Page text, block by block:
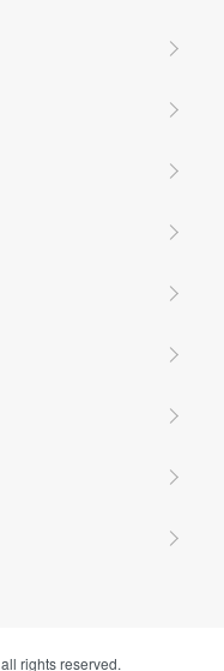
rights reserved.